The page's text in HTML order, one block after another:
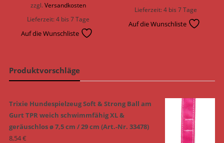
zzgl.Versandkosten
Lieferzeit:4 bis 7 Tage
Auf die Wunschliste
Lieferzeit:4 bis 7 Tage
Auf die Wunschliste
Produktvorschläge
Trixie Hundespielzeug Soft & Strong Ball am
Gurt TPR weich schwimmfähig XL &
geräuschlos ø 7,5 cm / 29 cm (Art.-Nr. 33478)
8,54€